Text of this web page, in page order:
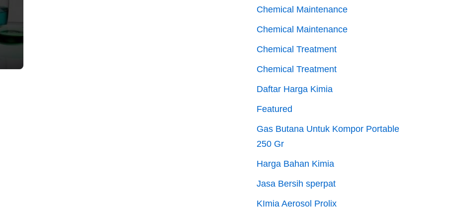
Chemical Maintenance
Chemical Maintenance
Chemical Treatment
Chemical Treatment
Daftar Harga Kimia
Featured
Gas Butana Untuk Kompor Portable
250 Gr
Harga Bahan Kimia
Jasa Bersih sperpat
KImia Aerosol Prolix